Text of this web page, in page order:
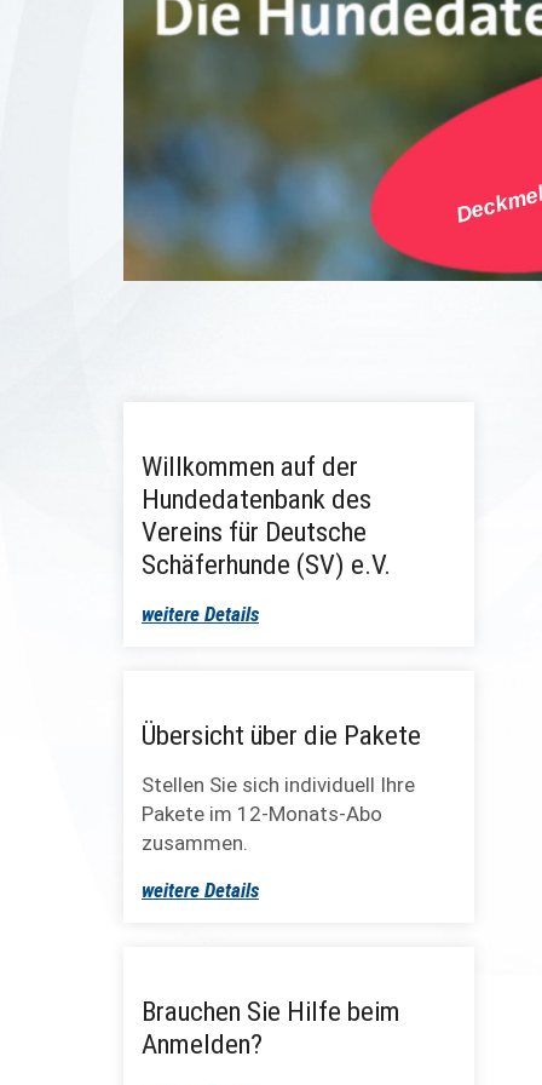
Willkommen auf der
Hundedatenbank des
Vereins für Deutsche
Schäferhunde (SV) e.V.
weitere Details
Übersicht über die Pakete
Stellen Sie sich individuell Ihre
Pakete im 12-Monats-Abo
zusammen.
weitere Details
Brauchen Sie Hilfe beim
Anmelden?